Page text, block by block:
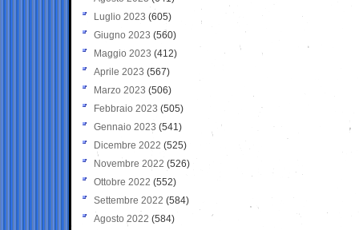
Luglio 2023 (605)
Giugno 2023 (560)
Maggio 2023 (412)
Aprile 2023 (567)
Marzo 2023 (506)
Febbraio 2023 (505)
Gennaio 2023 (541)
Dicembre 2022 (525)
Novembre 2022 (526)
Ottobre 2022 (552)
Settembre 2022 (584)
Agosto 2022 (584)